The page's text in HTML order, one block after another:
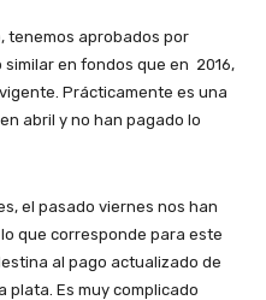
tenemos aprobados por
en fondos que en 2016,
Prácticamente es una
abril y no han pagado lo
el pasado viernes nos han
que corresponde para este
al pago actualizado de
plata. Es muy complicado